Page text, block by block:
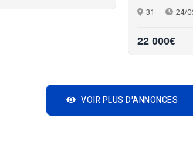
31 24/
22 000€
VOIR PLUS D'ANNONCES